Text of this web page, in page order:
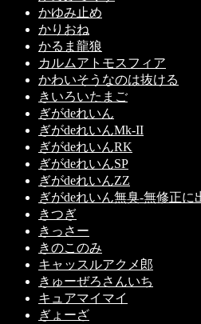
かゆみ止め
かりおね
かるま龍狼
カルムアトモスフィア
かわいそうなのは抜ける
きいろいたまご
ぎがdeれいん
ぎがdeれいんMk-II
ぎがdeれいんRK
ぎがdeれいんSP
ぎがdeれいんZZ
ぎがdeれいん無臭-無修正に
きつぎ
きっさー
きのこのみ
キャッスルアクメ郎
きゅーぜろさんいち
キュアマイマイ
ぎょーざ